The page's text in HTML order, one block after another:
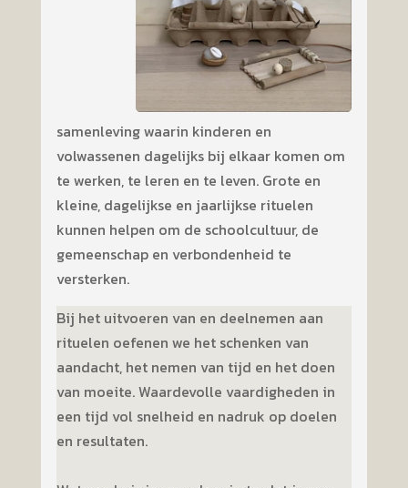
samenleving waarin kinderen en
volwassenen dagelijks bij elkaar komen om
te werken, te leren en te leven. Grote en
kleine, dagelijkse en jaarlijkse rituelen
kunnen helpen om de schoolcultuur, de
gemeenschap en verbondenheid te
versterken.
Bij het uitvoeren van en deelnemen aan
rituelen oefenen we het schenken van
aandacht, het nemen van tijd en het doen
van moeite. Waardevolle vaardigheden in
een tijd vol snelheid en nadruk op doelen
en resultaten.